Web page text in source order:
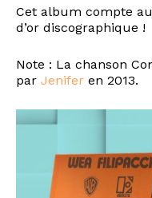
Cet album compte
d’or discographique !
Note : La chanson
par Jenifer en 2013.